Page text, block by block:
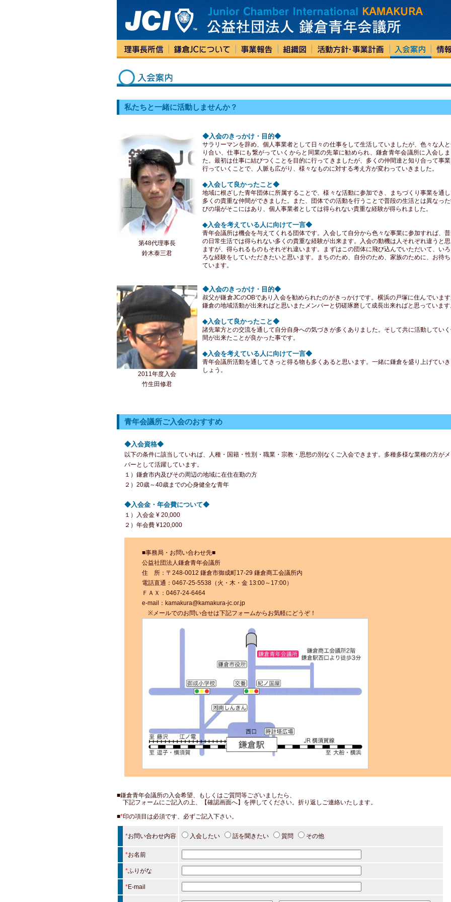
私たちと一緒に活動しませんか？
第48代理事長
鈴木泰三君
◆入会のきっかけ・目的◆
サラリーマンを辞め、個人事業者として日々の仕事をして生活していましたが、色々な人
り合い、仕事にも繋がっていくからと同業の先輩に勧められ、鎌倉青年会議所に入会し
た。最初は仕事に結びつくことを目的に行ってきましたが、多くの仲間達と知り合って事
行っていくことで、人脈も広がり、様々なものに対する考え方が変わっていきました。
◆入会して良かったこと◆
地域に根ざした青年団体に所属することで、様々な活動に参加でき、まちづくり事業を通
多くの貴重な仲間ができました。また、団体での活動を行うことで普段の生活とは異なっ
びの場がそこにはあり、個人事業者としては得られない貴重な経験が得られました。
◆入会を考えている人に向けて一言◆
青年会議所は機会を与えてくれる団体です。入会して自分から色々な事業に参加すれば、
の日常生活では得られない多くの貴重な経験が出来ます。入会の動機は人それぞれ違うと
ますが、得られるものもそれぞれ違います。まずはこの団体に飛び込んでいただいて、い
ろな経験をしていただきたいと思います。まちのため、自分のため、家族のために、お待
ています。
2011年度入会
竹生田修君
◆入会のきっかけ・目的◆
叔父が鎌倉JCのOBであり入会を勧められたのがきっかけです。横浜の戸塚に住んでいま
鎌倉の地域活動が出来ればと思いまたメンバーと切磋琢磨して成長出来ればと思っていま
◆入会して良かったこと◆
諸先輩方との交流を通して自分自身への気づきが多くありました。そして共に活動してい
間が出来たことが良かった事です。
◆入会を考えている人に向けて一言◆
青年会議所活動を通してきっと得る物も多くあると思います。一緒に鎌倉を盛り上げてい
しょう。
青年会議所ご入会のおすすめ
◆入会資格◆
以下の条件に該当していれば、人種・国籍・性別・職業・宗教・思想の別なくご入会できます。多種多様な業種の方が
バーとして活躍しています。
１）鎌倉市内及びその周辺の地域に在住在勤の方
２）20歳～40歳までの心身健全な青年
◆入会金・年会費について◆
１）入会金 ¥ 20,000
２）年会費 ¥120,000
■事務局・お問い合わせ先■
公益社団法人鎌倉青年会議所
住 所：〒248-0012 鎌倉市御成町17-29 鎌倉商工会議所内
電話直通：0467-25-5538（火・木・金 13:00～17:00）
ＦＡＸ：0467-24-6464
e-mail：kamakura@kamakura-jc.or.jp
※メールでのお問い合せは下記フォームからお気軽にどうぞ！
■鎌倉青年会議所の入会希望、もしくはご質問等ございましたら、
下記フォームにご記入の上、【確認画面へ】を押してください。折り返しご連絡いたします。
■*印の項目は必須です、必ずご記入下さい。
*お問い合わせ内容 入会したい 話を聞きたい 質問 その他
*お名前
*ふりがな
*E-mail